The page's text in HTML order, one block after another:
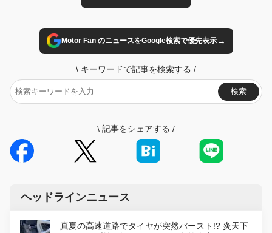
Motor Fan のニュースをGoogle検索で優先表示→
\ キーワードで記事を検索する /
検索
\ 記事をシェアする /
ヘッドラインニュース
真夏の高速道路でタイヤが突然バースト!? 炎天下